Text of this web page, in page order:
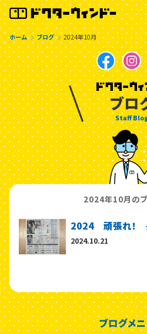
ホーム ブログ 2024年10月
ブロ
Staff
2024年10月の
2024 頑張れ！
2024.10.21
ブログメ